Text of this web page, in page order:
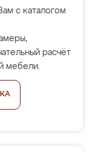
с каталогом
расчёт
мебели.